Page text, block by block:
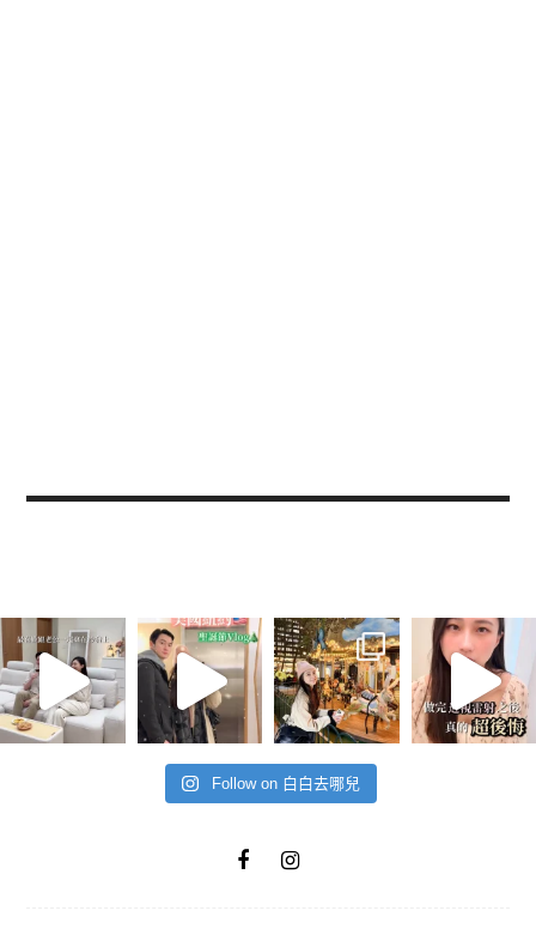
Follow on 白白去哪兒